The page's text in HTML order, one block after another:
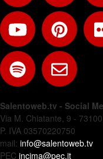
Salentoweb.tv - Social
Via M. Chiatante, 9 -
P. IVA 03570220750
mail: info@salentoweb.tv
PEC incima@pec.it